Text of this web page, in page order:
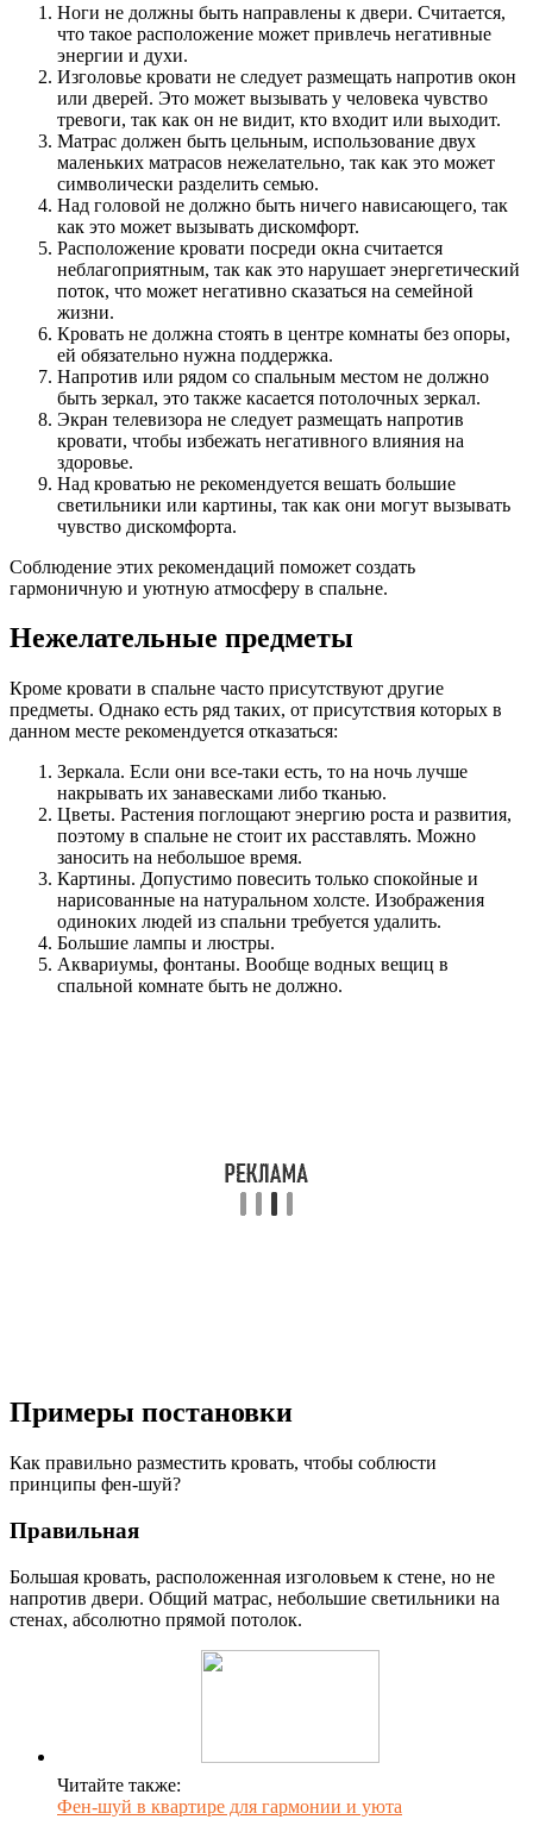
Ноги не должны быть направлены к двери. Считается,
что такое расположение может привлечь негативные
энергии и духи.
Изголовье кровати не следует размещать напротив окон
или дверей. Это может вызывать у человека чувство
тревоги, так как он не видит, кто входит или выходит.
Матрас должен быть цельным, использование двух
маленьких матрасов нежелательно, так как это может
символически разделить семью.
Над головой не должно быть ничего нависающего, так
как это может вызывать дискомфорт.
Расположение кровати посреди окна считается
неблагоприятным, так как это нарушает энергетический
поток, что может негативно сказаться на семейной
жизни.
Кровать не должна стоять в центре комнаты без опоры,
ей обязательно нужна поддержка.
Напротив или рядом со спальным местом не должно
быть зеркал, это также касается потолочных зеркал.
Экран телевизора не следует размещать напротив
кровати, чтобы избежать негативного влияния на
здоровье.
Над кроватью не рекомендуется вешать большие
светильники или картины, так как они могут вызывать
чувство дискомфорта.
Соблюдение этих рекомендаций поможет создать
гармоничную и уютную атмосферу в спальне.
Нежелательные предметы
Кроме кровати в спальне часто присутствуют другие
предметы. Однако есть ряд таких, от присутствия которых в
данном месте рекомендуется отказаться:
Зеркала. Если они все-таки есть, то на ночь лучше
накрывать их занавесками либо тканью.
Цветы. Растения поглощают энергию роста и развития,
поэтому в спальне не стоит их расставлять. Можно
заносить на небольшое время.
Картины. Допустимо повесить только спокойные и
нарисованные на натуральном холсте. Изображения
одиноких людей из спальни требуется удалить.
Большие лампы и люстры.
Аквариумы, фонтаны. Вообще водных вещиц в
спальной комнате быть не должно.
Примеры постановки
Как правильно разместить кровать, чтобы соблюсти
принципы фен-шуй?
Правильная
Большая кровать, расположенная изголовьем к стене, но не
напротив двери. Общий матрас, небольшие светильники на
стенах, абсолютно прямой потолок.
Читайте также:
Фен-шуй в квартире для гармонии и уюта